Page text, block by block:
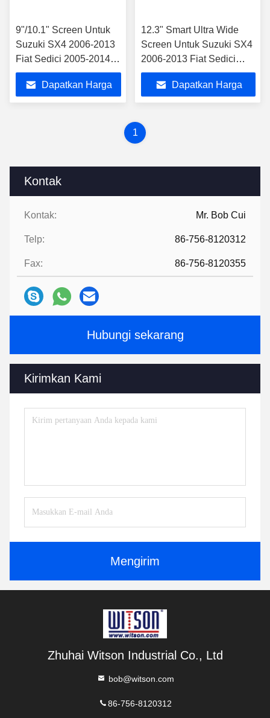
Kontak
Kontak: Mr. Bob Cui
Telp: 86-756-8120312
Fax: 86-756-8120355
Hubungi sekarang
Kirimkan Kami
Mengirim
9"/10.1" Screen Untuk
Suzuki SX4 2006-2013
Fiat Sedici 2005-2014
Mobil Stereo
Dapatkan Harga
12.3" Smart Ultra Wide
Screen Untuk Suzuki SX4
2006-2013 Fiat Sedici
2005-2014 Mobil Stereo
Dapatkan Harga
1
Zhuhai Witson Industrial Co., Ltd
bob@witson.com
86-756-8120312